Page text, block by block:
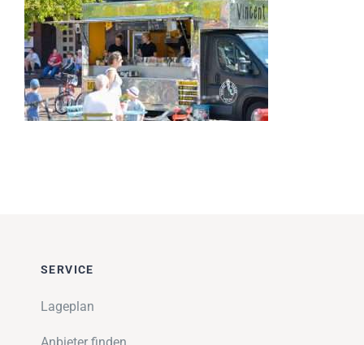
Impressionen
Über uns
SUCHE
SERVICE
Lageplan